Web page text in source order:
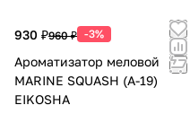
930 ₽960 ₽ -3%
Ароматизатор меловой
MARINE SQUASH (A-19)
EIKOSHA